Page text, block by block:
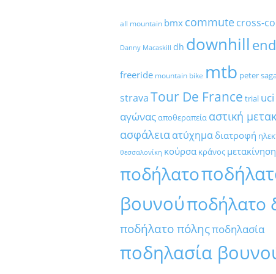
all mountain bmx commutecross-
Danny Macaskill dh downhill
freeride mountain bike mtb peter
stravaTour De France trial uci
αγώναςαποθεραπεία αστική
ασφάλειαατύχημα διατροφή
θεσσαλονίκη κούρσα κράνος μετακίνηση
ποδήλατο
βουνούποδήλατο
ποδήλατο πόληςποδηλασία
ποδηλασία